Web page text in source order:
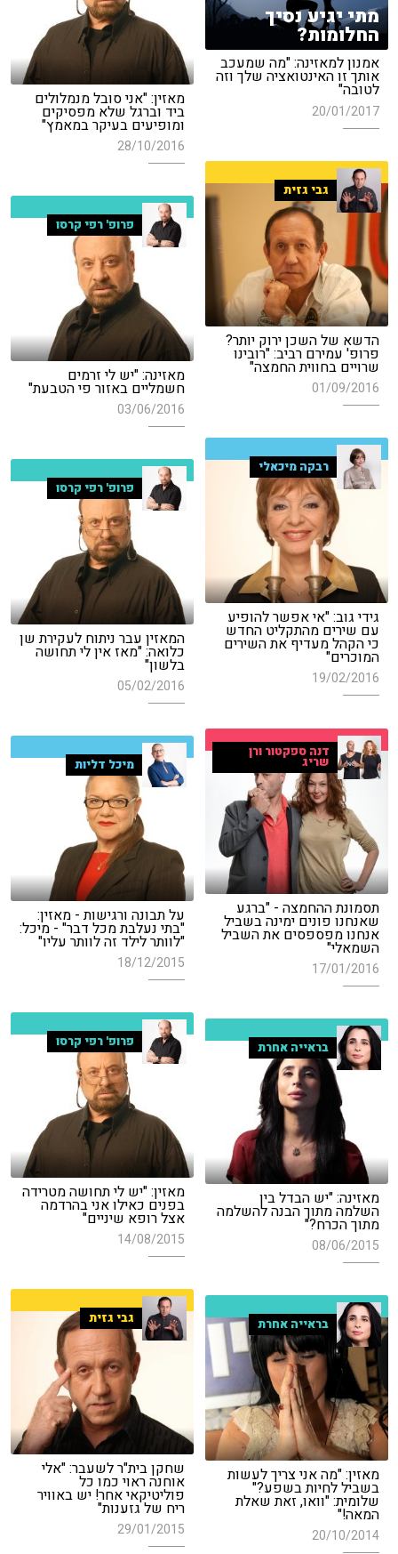
מתי יגיע נסיך
החלומות?
אמנון למאזינה: "מה שמעכב
אותך זו האינטואציה שלך וזה
לטובה"
20/01/2017
מאזין: "אני סובל מנמלולים
ביד וברגל שלא מפסיקים
ומופיעים בעיקר במאמץ"
28/10/2016
גבי גזית
הדשא של השכן ירוק יותר?
פרופ' עמירם רביב: "רובינו
שרויים בחווית החמצה"
01/09/2016
פרופ' רפי קרסו
מאזינה: "יש לי זרמים
חשמליים באזור פי הטבעת"
03/06/2016
רבקה מיכאלי
גידי גוב: "אי אפשר להופיע
עם שירים מהתקליט החדש
כי הקהל מעדיף את השירים
המוכרים"
19/02/2016
פרופ' רפי קרסו
המאזין עבר ניתוח לעקירת שן
כלואה: "מאז אין לי תחושה
בלשון"
05/02/2016
דנה ספקטור ורן
שריג
תסמונת ההחמצה - "ברגע
שאנחנו פונים ימינה בשביל
אנחנו מפספסים את השביל
השמאלי"
17/01/2016
מיכל דליות
על תבונה ורגישות - מאזין:
"בתי נעלבת מכל דבר" - מיכל:
"לוותר לילד זה לוותר עליו"
18/12/2015
פרופ' רפי קרסו
מאזין: "יש לי תחושה מטרידה
בפנים כאילו אני בהרדמה
אצל רופא שיניים"
14/08/2015
בראייה אחרת
מאזינה: "יש הבדל בין
השלמה מתוך הבנה להשלמה
מתוך הכרח?"
08/06/2015
גבי גזית
שחקן בית"ר לשעבר: "אלי
אוחנה ראוי כמו כל
פוליטיקאי אחר! יש באוויר
ריח של גזענות"
29/01/2015
בראייה אחרת
מאזין: "מה אני צריך לעשות
בשביל לחיות בשפע?"
שלומית: "וואו, זאת שאלת
המאה!"
20/10/2014